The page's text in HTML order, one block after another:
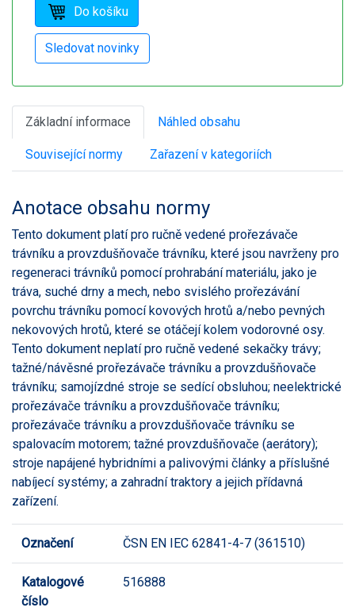
Základní informace Náhled obsahu
Související normy Zařazení v kategoriích
Anotace obsahu normy
Tento dokument platí pro ručně vedené prořezávače
trávníku a provzdušňovače trávníku, které jsou navrženy pro
regeneraci trávníků pomocí prohrabání materiálu, jako je
tráva, suché drny a mech, nebo svislého prořezávání
povrchu trávníku pomocí kovových hrotů a/nebo pevných
nekovových hrotů, které se otáčejí kolem vodorovné osy.
Tento dokument neplatí pro ručně vedené sekačky trávy;
tažné/návěsné prořezávače trávníku a provzdušňovače
trávníku; samojízdné stroje se sedící obsluhou; neelektrické
prořezávače trávníku a provzdušňovače trávníku;
prořezávače trávníku a provzdušňovače trávníku se
spalovacím motorem; tažné provzdušňovače (aerátory);
stroje napájené hybridními a palivovými články a příslušné
nabíjecí systémy; a zahradní traktory a jejich přídavná
zařízení.
Označení ČSN EN IEC 62841-4-7 (361510)
Katalogové
číslo
516888